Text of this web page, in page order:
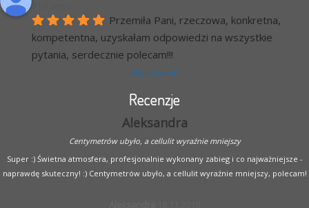
Przemiła Pani, rzeczowa, konkretna,
kompetentna, uzyskałam odpowiedzi na wszystkie
pytania, serdecznie polecam!!!
Więcej opinii
Recenzje
Aleksandra
Centymetrów ubyło, a cellulit wyraźnie mniejszy
Super :) Świetna atmosfera, profesjonalnie wykonany zabieg i co najważniejsze -
naprawdę skuteczny! :) Centymetrów ubyło, a cellulit wyraźnie mniejszy, polecam!